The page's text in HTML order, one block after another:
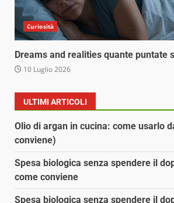
Curiosità
Dreams and realities quante puntate
10 Luglio 2026
ULTIMI ARTICOLI
Olio di argan in cucina: come usarlo
conviene)
Spesa biologica senza spendere il
come conviene
Spesa biologica senza spendere il